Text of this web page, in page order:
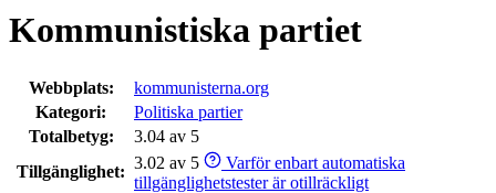
Kommunistiska partiet
Webbplats:
kommunisterna.org
Kategori:
Politiska partier
Totalbetyg:
3.04 av 5
Tillgänglighet: 3.02 av 5
Varför enbart automatiska
tillgänglighetstester är otillräckligt